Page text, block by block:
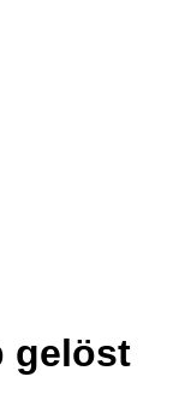
gelöst